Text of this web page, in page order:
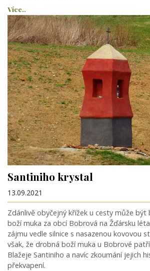
Více..
Santiniho krystal
13.09.2021
Zdánlivě obyčejný křížek u cesty může být
boží muka za obcí Bobrová na Žďársku
zájmu vedle silnice s nasazenou kovovou
však, že drobná boží muka u Bobrové
Blažeje Santiniho a navíc zkoumání jejich
překvapení.